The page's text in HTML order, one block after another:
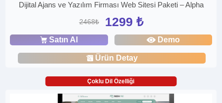
Dijital Ajans ve Yazılım Firması Web Sitesi Paketi – Alpha
2468₺ 1299 ₺
Satın Al Demo
Ürün Detay
Çoklu Dil Özelliği